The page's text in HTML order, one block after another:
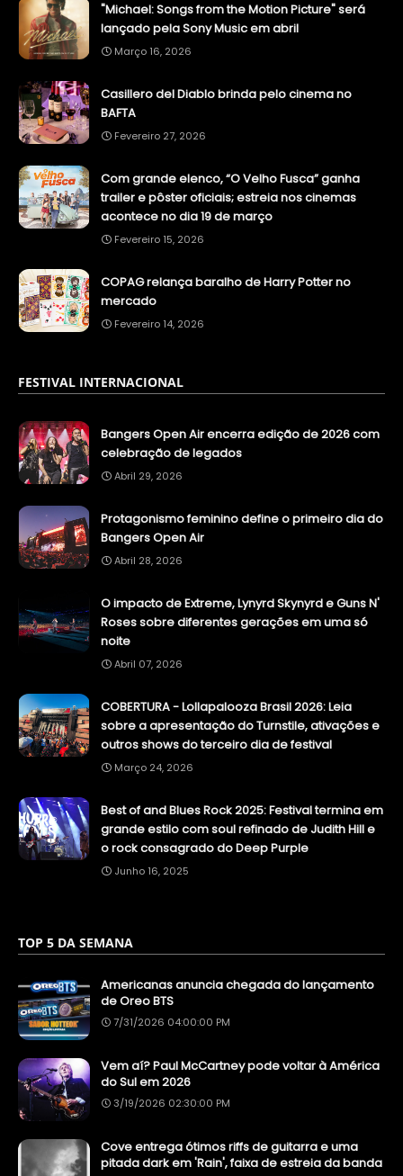
"Michael: Songs from the Motion Picture" será
lançado pela Sony Music em abril
Março 16, 2026
Casillero del Diablo brinda pelo cinema no
BAFTA
Fevereiro 27, 2026
Com grande elenco, “O Velho Fusca” ganha
trailer e pôster oficiais; estreia nos cinemas
acontece no dia 19 de março
Fevereiro 15, 2026
COPAG relança baralho de Harry Potter no
mercado
Fevereiro 14, 2026
FESTIVAL INTERNACIONAL
Bangers Open Air encerra edição de 2026 com
celebração de legados
Abril 29, 2026
Protagonismo feminino define o primeiro dia do
Bangers Open Air
Abril 28, 2026
O impacto de Extreme, Lynyrd Skynyrd e Guns N'
Roses sobre diferentes gerações em uma só
noite
Abril 07, 2026
COBERTURA - Lollapalooza Brasil 2026: Leia
sobre a apresentação do Turnstile, ativações e
outros shows do terceiro dia de festival
Março 24, 2026
Best of and Blues Rock 2025: Festival termina em
grande estilo com soul refinado de Judith Hill e
o rock consagrado do Deep Purple
Junho 16, 2025
TOP 5 DA SEMANA
Americanas anuncia chegada do lançamento
de Oreo BTS
7/31/2026 04:00:00 PM
Vem aí? Paul McCartney pode voltar à América
do Sul em 2026
3/19/2026 02:30:00 PM
Cove entrega ótimos riffs de guitarra e uma
pitada dark em 'Rain', faixa de estreia da banda